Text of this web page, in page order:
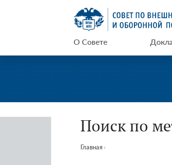
СВОП
О Совете
Поиск по
Главная ›